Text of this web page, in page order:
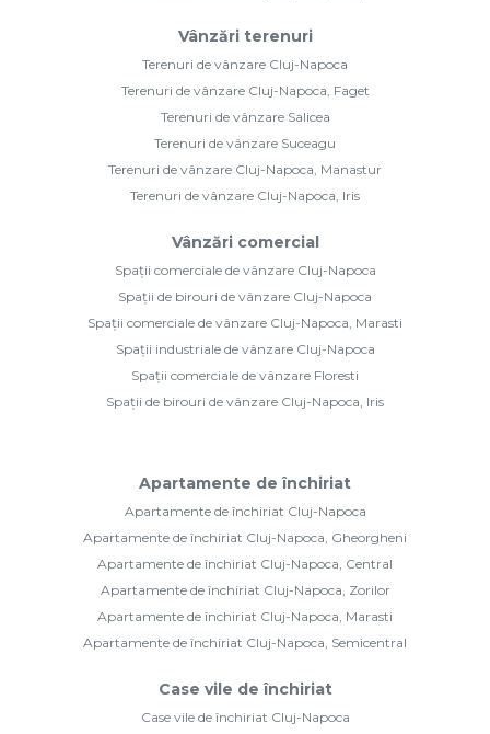
Vânzări terenuri
Terenuri de vânzare Cluj-Napoca
Terenuri de vânzare Cluj-Napoca, Faget
Terenuri de vânzare Salicea
Terenuri de vânzare Suceagu
Terenuri de vânzare Cluj-Napoca, Manastur
Terenuri de vânzare Cluj-Napoca, Iris
Vânzări comercial
Spații comerciale de vânzare Cluj-Napoca
Spații de birouri de vânzare Cluj-Napoca
Spații comerciale de vânzare Cluj-Napoca, Marasti
Spații industriale de vânzare Cluj-Napoca
Spații comerciale de vânzare Floresti
Spații de birouri de vânzare Cluj-Napoca, Iris
Apartamente de închiriat
Apartamente de închiriat Cluj-Napoca
Apartamente de închiriat Cluj-Napoca, Gheorgheni
Apartamente de închiriat Cluj-Napoca, Central
Apartamente de închiriat Cluj-Napoca, Zorilor
Apartamente de închiriat Cluj-Napoca, Marasti
Apartamente de închiriat Cluj-Napoca, Semicentral
Case vile de închiriat
Case vile de închiriat Cluj-Napoca